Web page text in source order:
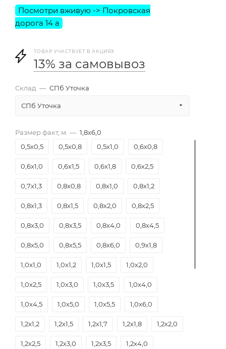
ТОВАР УЧАСТВУЕТ В АКЦИЯХ
13% за самовывоз
Склад — СПб Уточка
СПб Уточка
Размер факт, м — 1,8х6,0
0,5х0,5
0,5х0,8 0,5х1,0 0,6х0,8
0,6х1,0 0,6х1,5 0,6х1,8 0,6х2,5
0,7х1,3 0,8х0,8 0,8х1,0 0,8х1,2
0,8х1,3 0,8х1,5 0,8х2,0 0,8х2,5
0,8х3,0 0,8х3,5 0,8х4,0 0,8х4,5
0,8х5,0 0,8х5,5 0,8х6,0 0,9х1,8
1,0х1,0 1,0х1,2 1,0х1,5 1,0х2,0
1,0х2,5 1,0х3,0 1,0х3,5 1,0х4,0
1,0х4,5 1,0х5,0 1,0х5,5 1,0х6,0
1,2х1,2 1,2х1,5 1,2х1,7 1,2х1,8 1,2х2,0
1,2х2,5 1,2х3,0 1,2х3,5 1,2х4,0